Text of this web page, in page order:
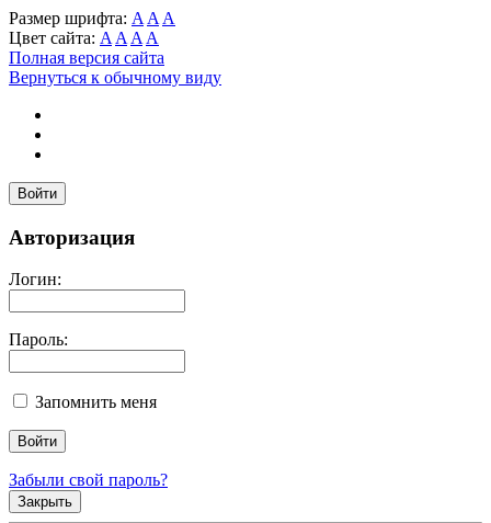
Размер шрифта: A A A
Цвет сайта: A A A A
Полная версия сайта
Вернуться к обычному виду
Войти
Авторизация
Логин:
Пароль:
Запомнить меня
Забыли свой пароль?
Закрыть